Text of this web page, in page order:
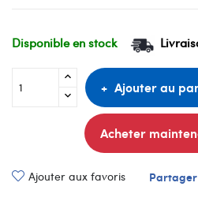
Disponible en stock
Ajouter au
Acheter
Ajouter aux favoris Partager